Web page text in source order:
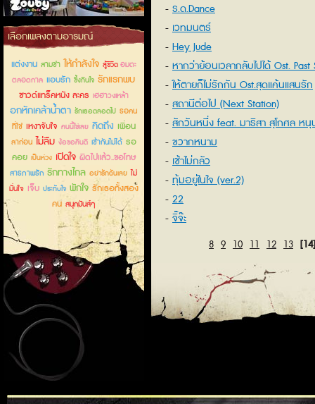
คาเฟ่เด็กลำลูกกา
เลือกเพลงตามอารมณ์
แต่งงาน สามช่า ให้กำลังใจ สู้ชีวิตอมตะ
ตลอดกาล แอบรัก ซึ้งกินใจ รักแรกพบ
ซาวด์แทร็คหนัง ละคร เฮฮาวงเหล้า
อกหักเคล้าน้ำตา รักเธอตลอดไป รอคน
ที่ใช่ เหงาจับใจ คนนี้ใช่เลย คิดถึง เพื่อน
ลาก่อน ไม่ลืม ง้อขอคืนดี เข้ากันไม่ได้ รอ
คอย เป็นห่วง เปิดใจ ผิดไปแล้ว..ขอโทษ
สารภาพรัก รักทางไกล อย่ารักฉันเลย ไม่
มั่นใจ เจ็บ ประทับใจ พักใจ รักเธอทั้งสอง
คน สนุกมันส์ๆ
ร.ด.Dance
เวทมนตร์
Hey Jude
หากว่าย้อนเวลากลับไปได้ Ost. Past
Present Perfect
ให้ตายก็ไม่รักกัน Ost.สุดแค้นแสนรัก
สถานีต่อไป (Next Station)
สักวันหนึ่ง feat. มาริสา สุโกศล ห
ขวากหนาม
เช้าไม่กลัว
ทุ้มอยู่ในใจ (ver.2)
22
จิ๊จ๊ะ
8 9 10 11 12 13 [14]